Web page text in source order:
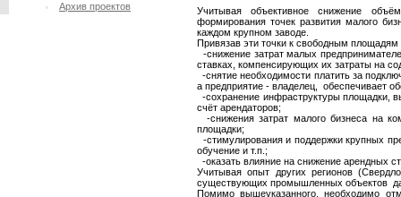
Архив проектов
Учитывая объективное снижение
формирования точек развития малого
каждом крупном заводе.
Привязав эти точки к свободным площадям
-снижение затрат малых
ставках, компенсирующих их затраты на
-снятие необходимости платить за
а предприятие - владелец, обеспечивает
-сохранение инфраструктуры площадки,
счёт арендаторов;
-снижения затрат малого бизнеса на
площадки;
-стимулирования и поддержки крупных
обучение и т.п.;
-оказать влияние на снижение арендных
Учитывая опыт других регионов
существующих промышленных объектов
Помимо вышеуказанного, необходимо